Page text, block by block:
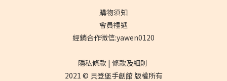
購物須知
會員禮遇
經銷合作微信:yawen0120
隱私條款 | 條款及細則
2021 © 貝登堡手創館 版權所有